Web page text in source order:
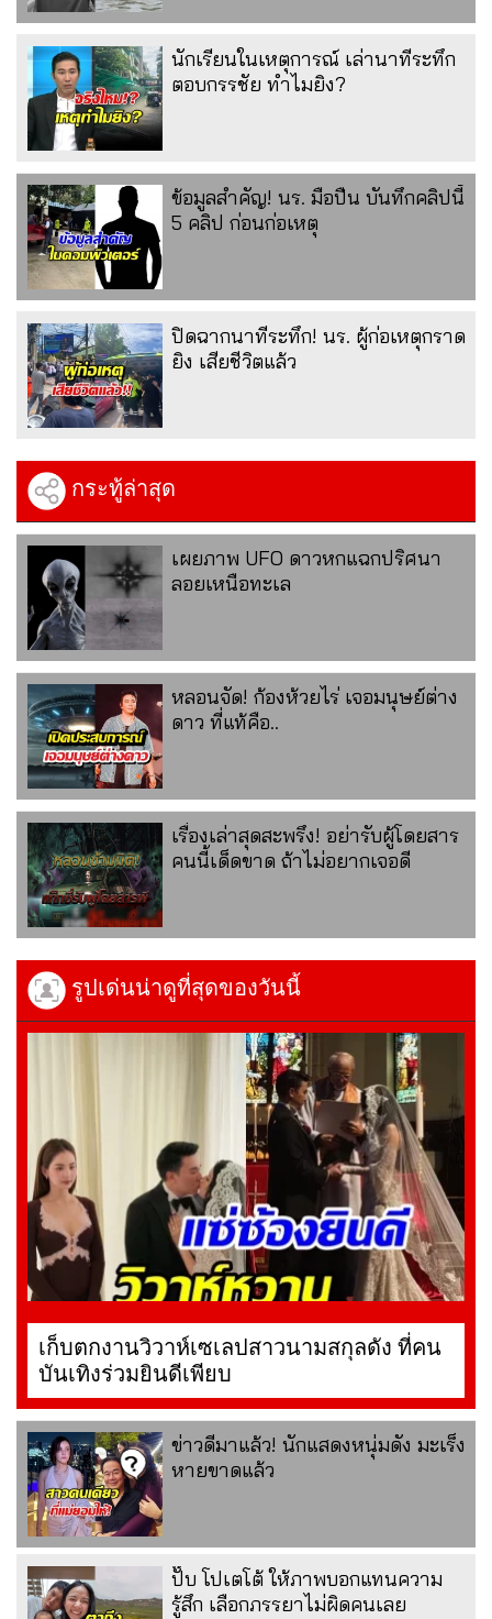
นักเรียนในเหตุการณ์ เล่านาทีระทึก
ตอบกรรชัย ทำไมยิง?
ข้อมูลสำคัญ! นร. มือปืน บันทึกคลิปนี้
5 คลิป ก่อนก่อเหตุ
ปิดฉากนาทีระทึก! นร. ผู้ก่อเหตุกราด
ยิง เสียชีวิตแล้ว
กระทู้ล่าสุด
เผยภาพ UFO ดาวหกแฉกปริศนา
ลอยเหนือทะเล
หลอนจัด! ก้องห้วยไร่ เจอมนุษย์ต่าง
ดาว ที่แท้คือ..
เรื่องเล่าสุดสะพรึง! อย่ารับผู้โดยสาร
คนนี้เด็ดขาด ถ้าไม่อยากเจอดี
รูปเด่นน่าดูที่สุดของวันนี้
เก็บตกงานวิวาห์เซเลปสาวนามสกุลดัง ที่คน
บันเทิงร่วมยินดีเพียบ
ข่าวดีมาแล้ว! นักแสดงหนุ่มดัง มะเร็ง
หายขาดแล้ว
ปั๊บ โปเตโต้ ให้ภาพบอกแทนความ
รู้สึก เลือกภรรยาไม่ผิดคนเลย